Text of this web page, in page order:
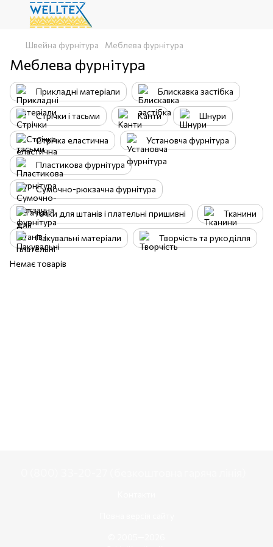
Швейна фурнітура Меблева фурнітура
Меблева фурнітура
Прикладні матеріали Блискавка застібка
Стрічки і тасьми Канти Шнури
Стрічка еластична Установча фурнітура
Пластикова фурнітура
Сумочно-рюкзачна фурнітура
Гачки для штанів і плательні пришивні Тканини
Пакувальні матеріали Творчість та рукоділля
Немає товарів